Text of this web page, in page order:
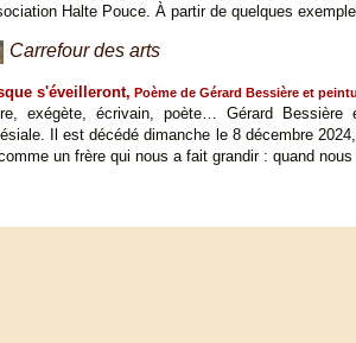
Halte Pouce. À partir de quelques
Carrefour des arts
s'éveilleront, Poème de Gérard Bessière et
exégète, écrivain, poète… Gérard
Il est décédé dimanche le 8 décembre
un frère qui nous a fait grandir : quand